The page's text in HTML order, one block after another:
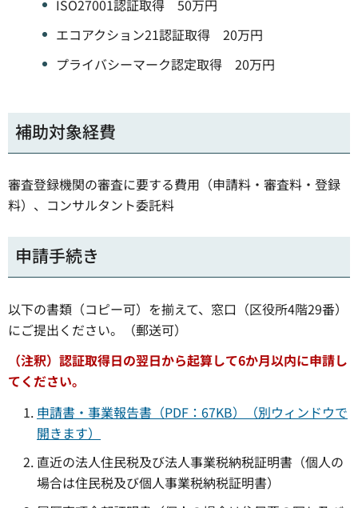
ISO27001認証取得 50万円
エコアクション21認証取得 20万円
プライバシーマーク認定取得 20万円
補助対象経費
審査登録機関の審査に要する費用（申請料・審査料・登録
料）、コンサルタント委託料
申請手続き
以下の書類（コピー可）を揃えて、窓口（区役所4階29番）
にご提出ください。（郵送可）
（注釈）認証取得日の翌日から起算して6か月以内に申請し
てください。
申請書・事業報告書（PDF：67KB）（別ウィンドウで
開きます）
直近の法人住民税及び法人事業税納税証明書（個人の
場合は住民税及び個人事業税納税証明書）